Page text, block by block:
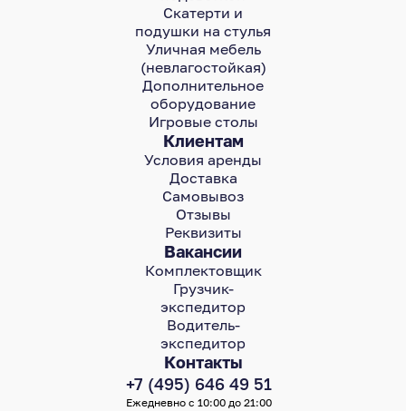
Контакты
+7 (495) 646 49 51
Ежедневно с 10:00 до 21:00
Клиентам
Условия аренды
Доставка
Самовывоз
Отзывы
Реквизиты
Вакансии
Комплектовщик
Грузчик-
экспедитор
Водитель-
экспедитор
Скатерти и
подушки на стулья
Уличная мебель
(невлагостойкая)
Дополнительное
оборудование
Игровые столы